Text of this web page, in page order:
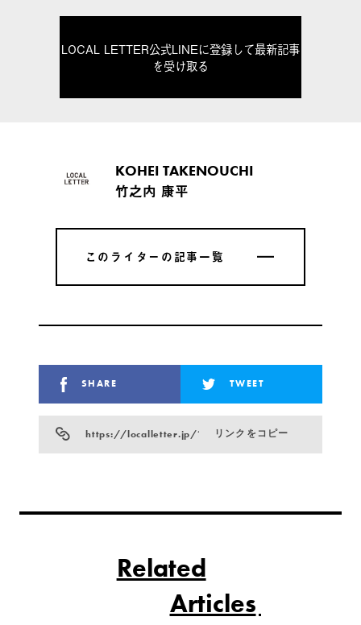
LOCAL LETTER公式LINEに登録して最新記事
を受け取る
KOHEI TAKENOUCHI
竹之内 康平
このライターの記事一覧
このライターの記事一覧
SHARE TWEET
https://localletter.jp/?p=1009リンクをコピー
Related
Articles